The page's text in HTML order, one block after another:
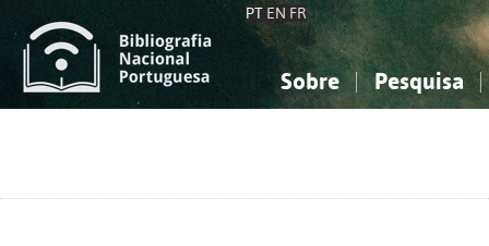
PT EN FR
Sobre Pesquisa